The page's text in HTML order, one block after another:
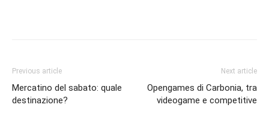
Previous article
Mercatino del sabato: quale
destinazione?
Next article
Opengames di Carbonia, tra
videogame e competitive